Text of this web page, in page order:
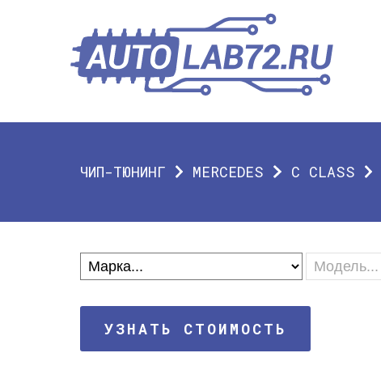
ЧИП-ТЮНИНГ MERCEDES C CLASS
УЗНАТЬ СТОИМОСТЬ